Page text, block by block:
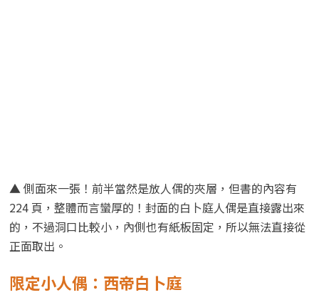
▲ 側面來一張！前半當然是放人偶的夾層，但書的內容有
224 頁，整體而言蠻厚的！封面的白卜庭人偶是直接露出來
的，不過洞口比較小，內側也有紙板固定，所以無法直接從
正面取出。
限定小人偶：西帝白卜庭